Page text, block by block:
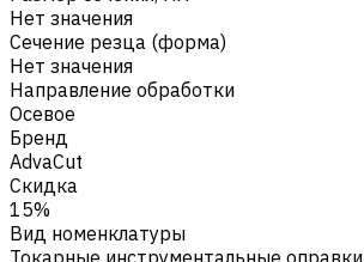
Нет значения
Сечение резца (форма)
Нет значения
Направление обработки
Осевое
Бренд
AdvaCut
Скидка
15%
Вид номенклатуры
Токарные инструментальные оправки